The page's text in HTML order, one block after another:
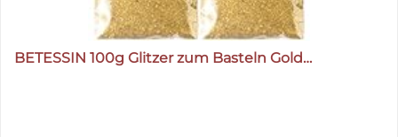
BETESSIN 100g Glitzer zum Basteln Gold…